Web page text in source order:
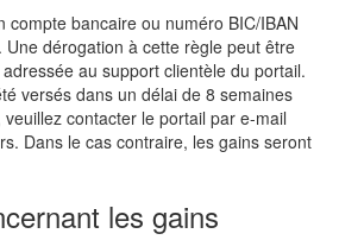
compte bancaire ou numéro BIC/IBAN
dérogation à cette règle peut être
au support clientèle du portail.
versés dans un délai de 8 semaines
contacter le portail par e-mail
Dans le cas contraire, les gains seront
les gains